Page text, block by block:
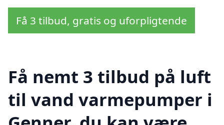
Få 3 tilbud, gratis og uforpligtende
Få nemt 3 tilbud på luft
til vand varmepumper i